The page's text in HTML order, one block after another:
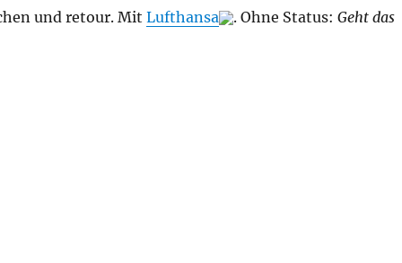
und retour. Mit Lufthansa . Ohne Status: Geht das
Flüge, da braucht es keinen Status, kein nix.“